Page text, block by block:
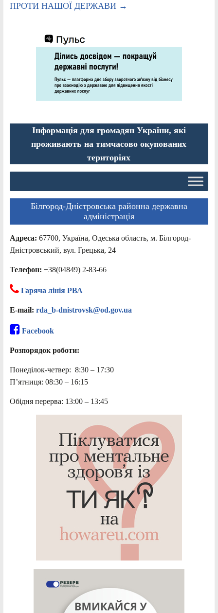
ПРОТИ НАШОЇ ДЕРЖАВИ →
Інформація для громадян України, які
проживають на тимчасово окупованих
територіях
Білгород-Дністровська районна державна
адміністрація
Адреса: 67700, Україна, Одеська область, м. Білгород-
Дністровський, вул. Грецька, 24
Телефон: +38(04849) 2-83-66
Гаряча лінія РВА
E-mail: rda_b-dnistrovsk@od.gov.ua
Facebook
Розпорядок роботи:
Понеділок-четвер: 8:30 – 17:30
П’ятниця: 08:30 – 16:15
Обідня перерва: 13:00 – 13:45